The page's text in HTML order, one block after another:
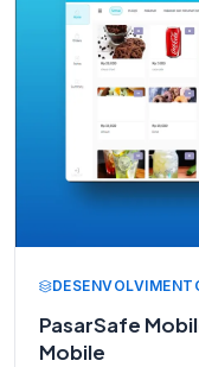
PasarSafe
Mobile